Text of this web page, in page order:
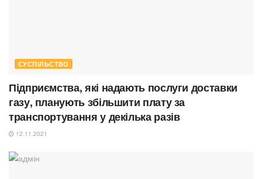
СУСПІЛЬСТВО
Підприємства, які надають послуги доставки
газу, планують збільшити плату за
транспортування у декілька разів
12.11.2021